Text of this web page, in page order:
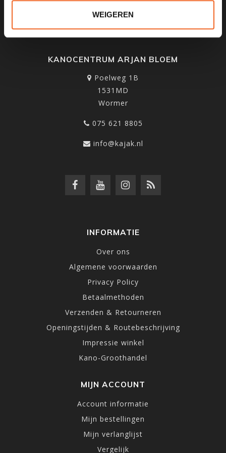
WEIGEREN
KANOCENTRUM ARJAN BLOEM
Poelweg 1B
1531MD
Wormer
075 621 8805
info@kajak.nl
INFORMATIE
Over ons
Algemene voorwaarden
Privacy Policy
Betaalmethoden
Verzenden & Retourneren
Openingstijden & Routebeschrijving
Impressie winkel
Kano-Groothandel
MIJN ACCOUNT
Account informatie
Mijn bestellingen
Mijn verlanglijst
Vergelijk